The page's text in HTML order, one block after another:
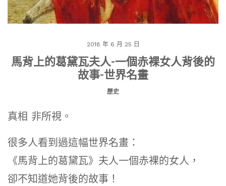
2018 年 6 月 25 日
馬背上的葛黛瓦夫人-一個赤裸女人背後的
故事-世界名畫
歷史
真相 非所視。
很多人看到過這幅世界名畫：
《馬背上的葛黛瓦》夫人一個赤裸的女人，
卻不知道她背後的故事！